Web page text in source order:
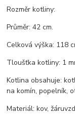
Rozměr kotliny:
Průměr: 42 cm.
Celková výška: 118
Tloušťka kotliny: 1
Kotlina obsahuje:
na komín, popelník,
Materiál: kov,